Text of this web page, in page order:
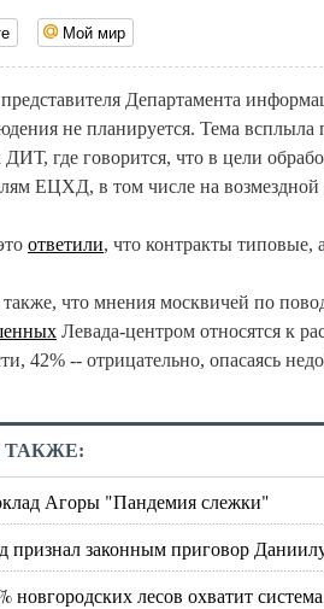
Мой мир
Департамента
не планируется. Тема всплыла
ДИТ, где говорится, что в цели
ЕЦХД, в том числе на возмездной
ответили, что контракты типовые,
что мнения москвичей по
Левада-центром относятся к
42% -- отрицательно, опасаясь
ТАКЖЕ:
Агоры "Пандемия слежки"
признал законным приговор
новгородских лесов охватит